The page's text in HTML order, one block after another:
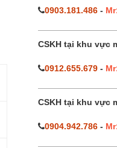
0903.181.486-
CSKH tại khu vực
0912.655.679-
CSKH tại khu vực
0904.942.786-